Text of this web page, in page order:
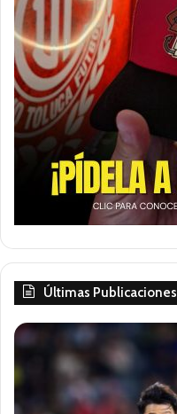
Últimas Publicaciones